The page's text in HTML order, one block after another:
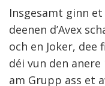
Insgesamt ginn
deenen d’Avex
och en Joker, dee
déi vun den
am Grupp ass et